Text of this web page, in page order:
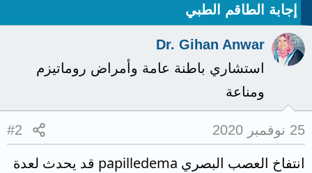
إجابة الطاقم الطبي
Dr. Gihan Anwar
استشاري باطنة عامة وأمراض روماتيزم
ومناعة
25 نوفمبر 2020 #2
انتفاخ العصب البصري papilledema قد يحدث لعدة